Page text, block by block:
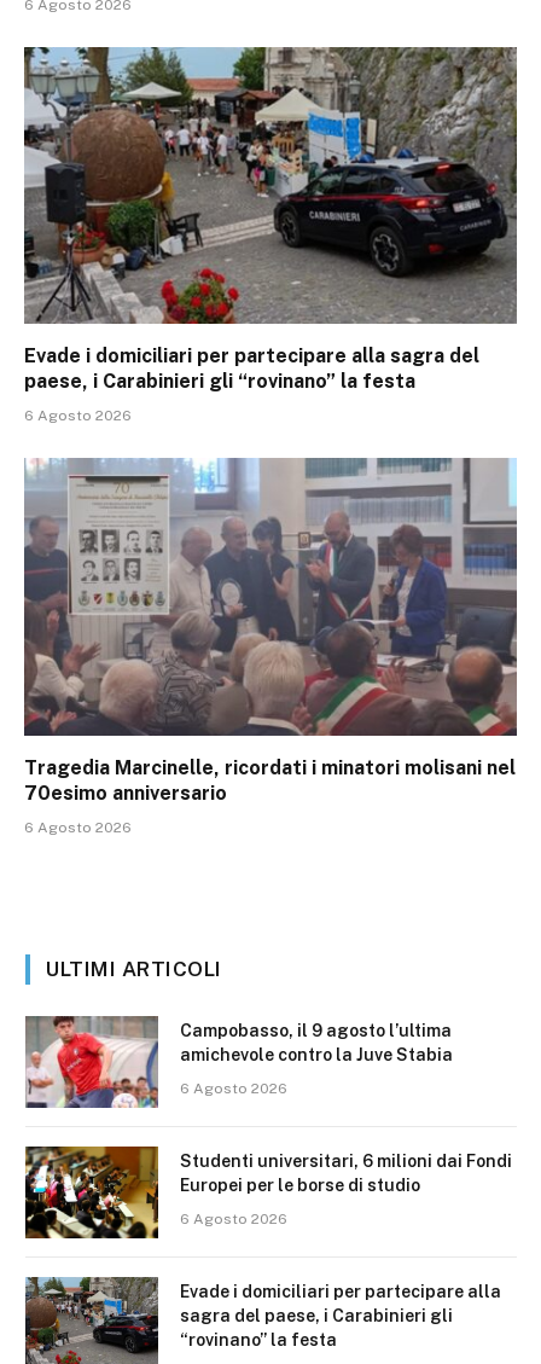
6 Agosto 2026
Evade i domiciliari per partecipare alla sagra del
paese, i Carabinieri gli “rovinano” la festa
6 Agosto 2026
Tragedia Marcinelle, ricordati i minatori molisani nel
70esimo anniversario
6 Agosto 2026
ULTIMI ARTICOLI
Campobasso, il 9 agosto l’ultima
amichevole contro la Juve Stabia
6 Agosto 2026
Studenti universitari, 6 milioni dai Fondi
Europei per le borse di studio
6 Agosto 2026
Evade i domiciliari per partecipare alla
sagra del paese, i Carabinieri gli
“rovinano” la festa